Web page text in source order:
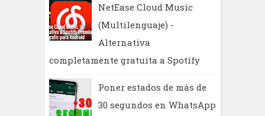
NetEase Cloud Music
(Multilenguaje) -
Alternativa
completamente gratuita a Spotify
Poner estados de más de
30 segundos en WhatsApp